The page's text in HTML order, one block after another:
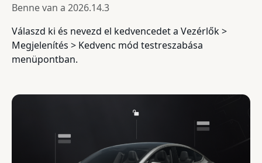
Benne van a 2026.14.3
Válaszd ki és nevezd el kedvencedet a Vezérlők >
Megjelenítés > Kedvenc mód testreszabása
menüpontban.